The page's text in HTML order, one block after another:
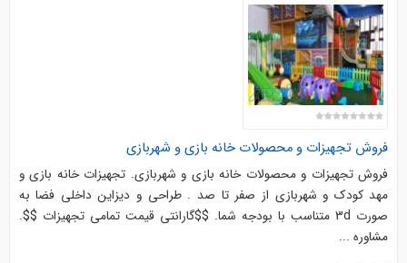
فروش تجهیزات و محصولات خانه بازی و شهربازی
فروش تجهیزات و محصولات خانه بازی و شهربازی. تجهیزات خانه بازی و
مهد کودک و شهربازی از صفر تا صد . طراحی و دیزاین داخلی فضا به
صورت 3d متناسب با بودجه شما. $$گارانتی قیمت تمامی تجهیزات $$.
مشاوره ...